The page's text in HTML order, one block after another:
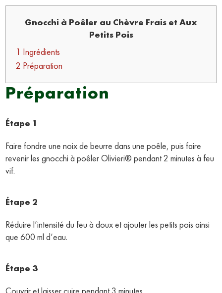
Gnocchi à Poêler au Chèvre Frais et Aux
Petits Pois
1 Ingrédients
2 Préparation
Préparation
Étape 1
Faire fondre une noix de beurre dans une poêle, puis faire
revenir les gnocchi à poêler Olivieri® pendant 2 minutes à feu
vif.
Étape 2
Réduire l’intensité du feu à doux et ajouter les petits pois ainsi
que 600 ml d’eau.
Étape 3